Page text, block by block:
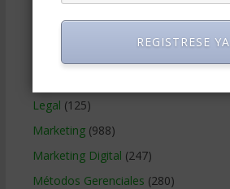
Estrategia Empresarial(304)
Legal (125)
Marketing(988)
Marketing Digital (247)
Métodos Gerenciales (280)
REGISTRESE YA